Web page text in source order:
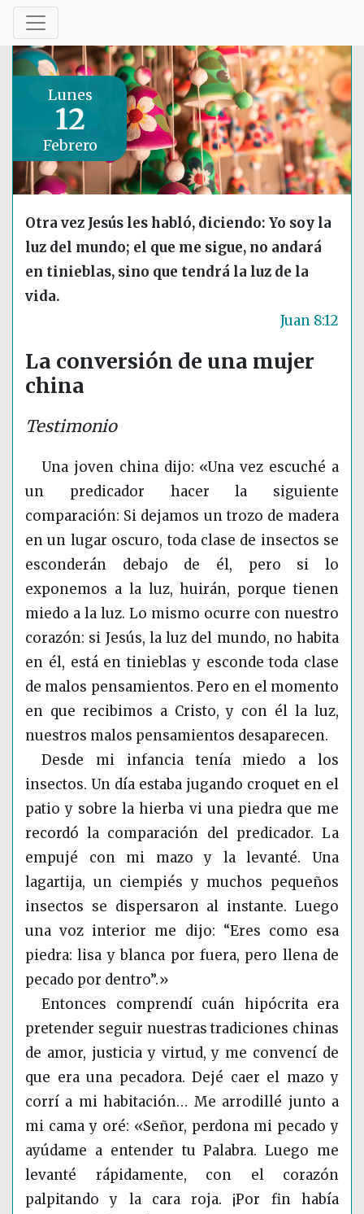
Lunes
12
Febrero
Otra vez Jesús les habló, diciendo: Yo soy la
luz del mundo; el que me sigue, no andará
en tinieblas, sino que tendrá la luz de la
vida.
Juan 8:12
La conversión de una mujer
china
Testimonio
Una joven china dijo: «Una vez escuché a
un predicador hacer la siguiente
comparación: Si dejamos un trozo de madera
en un lugar oscuro, toda clase de insectos se
esconderán debajo de él, pero si lo
exponemos a la luz, huirán, porque tienen
miedo a la luz. Lo mismo ocurre con nuestro
corazón: si Jesús, la luz del mundo, no habita
en él, está en tinieblas y esconde toda clase
de malos pensamientos. Pero en el momento
en que recibimos a Cristo, y con él la luz,
nuestros malos pensamientos desaparecen.
Desde mi infancia tenía miedo a los
insectos. Un día estaba jugando croquet en el
patio y sobre la hierba vi una piedra que me
recordó la comparación del predicador. La
empujé con mi mazo y la levanté. Una
lagartija, un ciempiés y muchos pequeños
insectos se dispersaron al instante. Luego
una voz interior me dijo: “Eres como esa
piedra: lisa y blanca por fuera, pero llena de
pecado por dentro”.»
Entonces comprendí cuán hipócrita era
pretender seguir nuestras tradiciones chinas
de amor, justicia y virtud, y me convencí de
que era una pecadora. Dejé caer el mazo y
corrí a mi habitación… Me arrodillé junto a
mi cama y oré: «Señor, perdona mi pecado y
ayúdame a entender tu Palabra. Luego me
levanté rápidamente, con el corazón
palpitando y la cara roja. ¡Por fin había